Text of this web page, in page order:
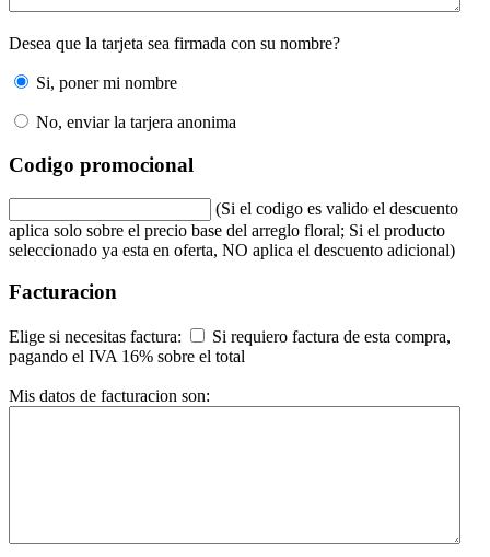
Desea que la tarjeta sea firmada con su nombre?
Si, poner mi nombre
No, enviar la tarjera anonima
Codigo promocional
(Si el codigo es valido el descuento
aplica solo sobre el precio base del arreglo floral; Si el producto
seleccionado ya esta en oferta, NO aplica el descuento adicional)
Facturacion
Elige si necesitas factura:
Si requiero factura de esta compra,
pagando el IVA 16% sobre el total
Mis datos de facturacion son: